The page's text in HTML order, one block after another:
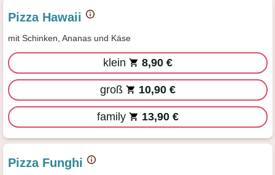
Pizza Hawaii
mit Schinken, Ananas und Käse
klein 8,90 €
groß 10,90 €
family 13,90 €
Pizza Funghi